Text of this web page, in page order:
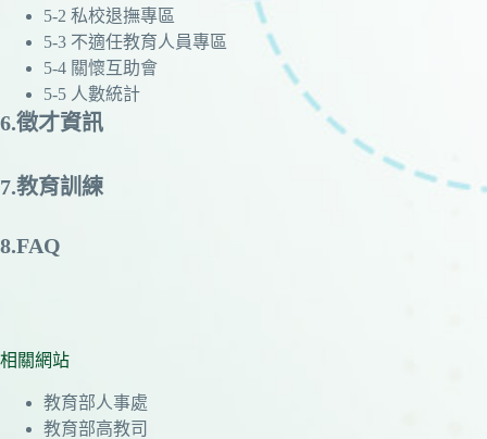
5-2 私校退撫專區
5-3 不適任教育人員專區
5-4 關懷互助會
5-5 人數統計
6.徵才資訊
7.教育訓練
8.FAQ
相關網站
教育部人事處
教育部高教司